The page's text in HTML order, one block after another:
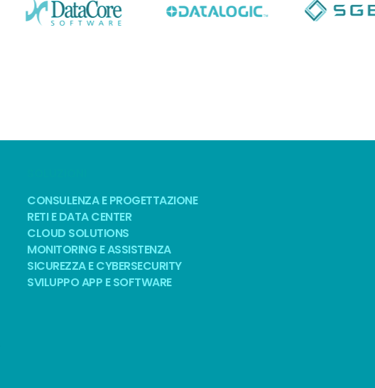
CONSULENZA E PROGETTAZIONE
RETI E DATA CENTER
CLOUD SOLUTIONS
MONITORING E ASSISTENZA
SICUREZZA E CYBERSECURITY
SVILUPPO APP E SOFTWARE